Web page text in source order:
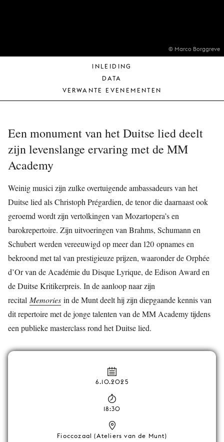
© Marco Borggreve
INLEIDING
DATA
VERWANTE EVENEMENTEN
Een monument van het Duitse lied deelt
zijn levenslange ervaring met de MM
Academy
Weinig musici zijn zulke overtuigende ambassadeurs van het
Duitse lied als Christoph Prégardien, de tenor die daarnaast ook
geroemd wordt zijn vertolkingen van Mozartopera’s en
barokrepertoire. Zijn uitvoeringen van Brahms, Schumann en
Schubert werden vereeuwigd op meer dan 120 opnames en
bekroond met tal van prestigieuze prijzen, waaronder de Orphée
d’Or van de Académie du Disque Lyrique, de Edison Award en
de Duitse Kritikerpreis. In de aanloop naar zijn
recital Memories in de Munt deelt hij zijn diepgaande kennis van
dit repertoire met de jonge talenten van de MM Academy tijdens
een publieke masterclass rond het Duitse lied.
6.10.2025
18:30
Fioccozaal (Ateliers van de Munt)